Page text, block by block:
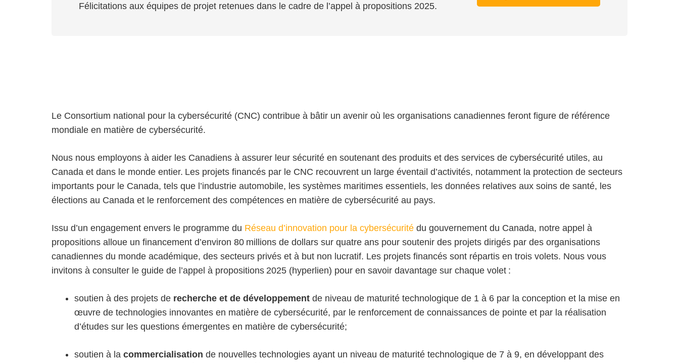
Félicitations aux équipes de projet retenues dans le cadre de l’appel à propositions 2025.
Le Consortium national pour la cybersécurité (CNC) contribue à bâtir un avenir où les organisations canadiennes feront figure de référence
mondiale en matière de cybersécurité.
Nous nous employons à aider les Canadiens à assurer leur sécurité en soutenant des produits et des services de cybersécurité utiles, au
Canada et dans le monde entier. Les projets financés par le CNC recouvrent un large éventail d’activités, notamment la protection de secteurs
importants pour le Canada, tels que l’industrie automobile, les systèmes maritimes essentiels, les données relatives aux soins de santé, les
élections au Canada et le renforcement des compétences en matière de cybersécurité au pays.
Issu d’un engagement envers le programme du Réseau d’innovation pour la cybersécurité du gouvernement du Canada, notre appel à
propositions alloue un financement d’environ 80 millions de dollars sur quatre ans pour soutenir des projets dirigés par des organisations
canadiennes du monde académique, des secteurs privés et à but non lucratif. Les projets financés sont répartis en trois volets. Nous vous
invitons à consulter le guide de l’appel à propositions 2025 (hyperlien) pour en savoir davantage sur chaque volet :
soutien à des projets de recherche et de développement de niveau de maturité technologique de 1 à 6 par la conception et la mise en
œuvre de technologies innovantes en matière de cybersécurité, par le renforcement de connaissances de pointe et par la réalisation
d’études sur les questions émergentes en matière de cybersécurité;
soutien à la commercialisation de nouvelles technologies ayant un niveau de maturité technologique de 7 à 9, en développant des